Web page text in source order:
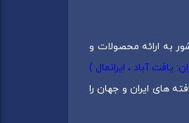
به ارائه محصولات و
(شهر تهران: یافت آباد ، ایرانمال )
های ایران و جهان را